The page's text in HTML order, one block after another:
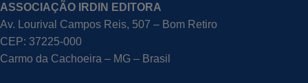
ASSOCIAÇÃO IRDIN EDITORA
Av. Lourival Campos Reis, 507 – Bom Retiro
CEP: 37225-000
Carmo da Cachoeira – MG – Brasil